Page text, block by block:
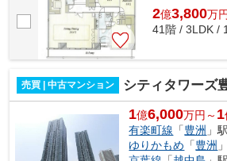
2億3,800万円
41階 / 3LDK /
売買 | 中古マンション シティタワーズ豊洲ザ・
1億6,000万円～ 1
有楽町線 「豊洲 」
ゆりかもめ 「豊洲